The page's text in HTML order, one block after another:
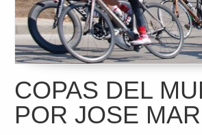
COPAS DEL
POR JOSE